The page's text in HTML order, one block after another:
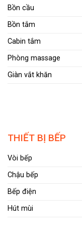
Bồn cầu
Bồn tắm
Cabin tắm
Phòng massage
Giàn vắt khăn
THIẾT BỊ BẾP
Vòi bếp
Chậu bếp
Bếp điện
Hút mùi